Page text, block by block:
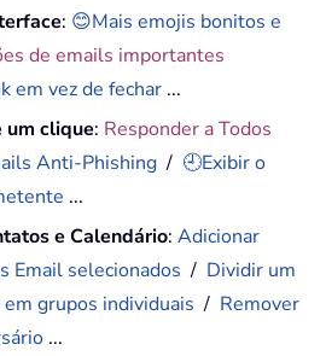
: 😊Mais emojis bonitos e
de emails importantes
em vez de fechar ...
um clique: Responder a Todos
Anti-Phishing / 🕘Exibir o
...
e Calendário:Adicionar
Email selecionados / Dividir um
grupos individuais / Remover
...